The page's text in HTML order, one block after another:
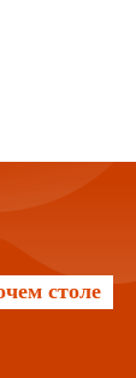
столе